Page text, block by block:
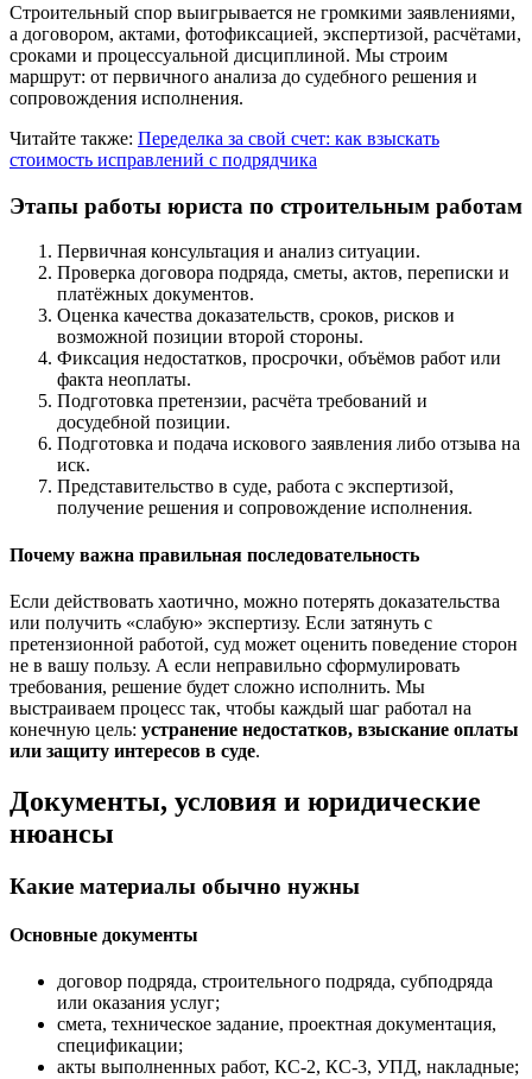
Строительный спор выигрывается не громкими заявлениями,
а договором, актами, фотофиксацией, экспертизой, расчётами,
сроками и процессуальной дисциплиной. Мы строим
маршрут: от первичного анализа до судебного решения и
сопровождения исполнения.
Читайте также: Переделка за свой счет: как взыскать
стоимость исправлений с подрядчика
Этапы работы юриста по строительным работам
Первичная консультация и анализ ситуации.
Проверка договора подряда, сметы, актов, переписки и
платёжных документов.
Оценка качества доказательств, сроков, рисков и
возможной позиции второй стороны.
Фиксация недостатков, просрочки, объёмов работ или
факта неоплаты.
Подготовка претензии, расчёта требований и
досудебной позиции.
Подготовка и подача искового заявления либо отзыва на
иск.
Представительство в суде, работа с экспертизой,
получение решения и сопровождение исполнения.
Почему важна правильная последовательность
Если действовать хаотично, можно потерять доказательства
или получить «слабую» экспертизу. Если затянуть с
претензионной работой, суд может оценить поведение сторон
не в вашу пользу. А если неправильно сформулировать
требования, решение будет сложно исполнить. Мы
выстраиваем процесс так, чтобы каждый шаг работал на
конечную цель: устранение недостатков, взыскание оплаты
или защиту интересов в суде.
Документы, условия и юридические
нюансы
Какие материалы обычно нужны
Основные документы
договор подряда, строительного подряда, субподряда
или оказания услуг;
смета, техническое задание, проектная документация,
спецификации;
акты выполненных работ, КС-2, КС-3, УПД, накладные;